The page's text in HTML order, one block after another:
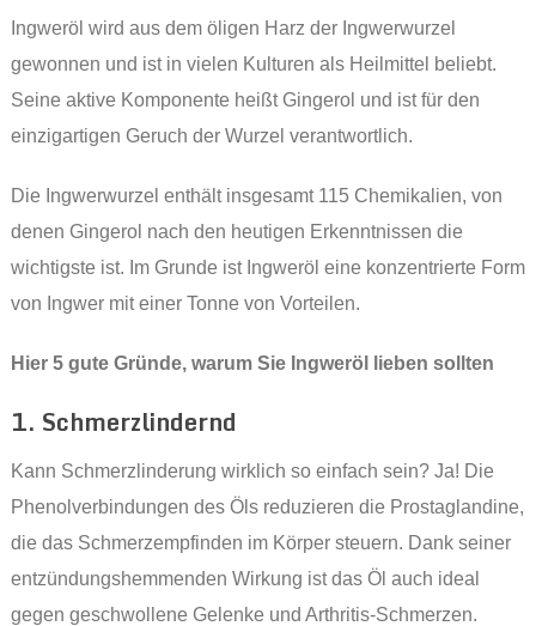
Ingweröl wird aus dem öligen Harz der Ingwerwurzel
gewonnen und ist in vielen Kulturen als Heilmittel beliebt.
Seine aktive Komponente heißt Gingerol und ist für den
einzigartigen Geruch der Wurzel verantwortlich.
Die Ingwerwurzel enthält insgesamt 115 Chemikalien, von
denen Gingerol nach den heutigen Erkenntnissen die
wichtigste ist. Im Grunde ist Ingweröl eine konzentrierte Form
von Ingwer mit einer Tonne von Vorteilen.
Hier 5 gute Gründe, warum Sie Ingweröl lieben sollten
1. Schmerzlindernd
Kann Schmerzlinderung wirklich so einfach sein? Ja! Die
Phenolverbindungen des Öls reduzieren die Prostaglandine,
die das Schmerzempfinden im Körper steuern. Dank seiner
entzündungshemmenden Wirkung ist das Öl auch ideal
gegen geschwollene Gelenke und Arthritis-Schmerzen.